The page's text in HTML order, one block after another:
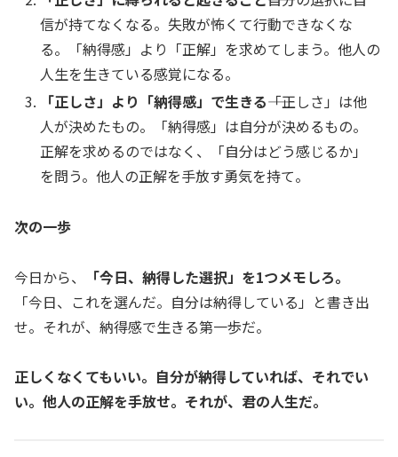
信が持てなくなる。失敗が怖くて行動できなくな
る。「納得感」より「正解」を求めてしまう。他人の
人生を生きている感覚になる。
「正しさ」より「納得感」で生きる――「正しさ」は他
人が決めたもの。「納得感」は自分が決めるもの。
正解を求めるのではなく、「自分はどう感じるか」
を問う。他人の正解を手放す勇気を持て。
次の一歩
今日から、
「今日、納得した選択」を1つメモしろ。
「今日、これを選んだ。自分は納得している」と書き出
せ。それが、納得感で生きる第一歩だ。
正しくなくてもいい。自分が納得していれば、それでい
い。他人の正解を手放せ。それが、君の人生だ。